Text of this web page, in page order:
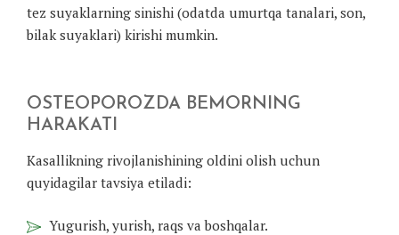
tez suyaklarning sinishi (odatda umurtqa tanalari, son,
bilak suyaklari) kirishi mumkin.
OSTEOPOROZDA BEMORNING
HARAKATI
Kasallikning rivojlanishining oldini olish uchun
quyidagilar tavsiya etiladi:
Yugurish, yurish, raqs va boshqalar.